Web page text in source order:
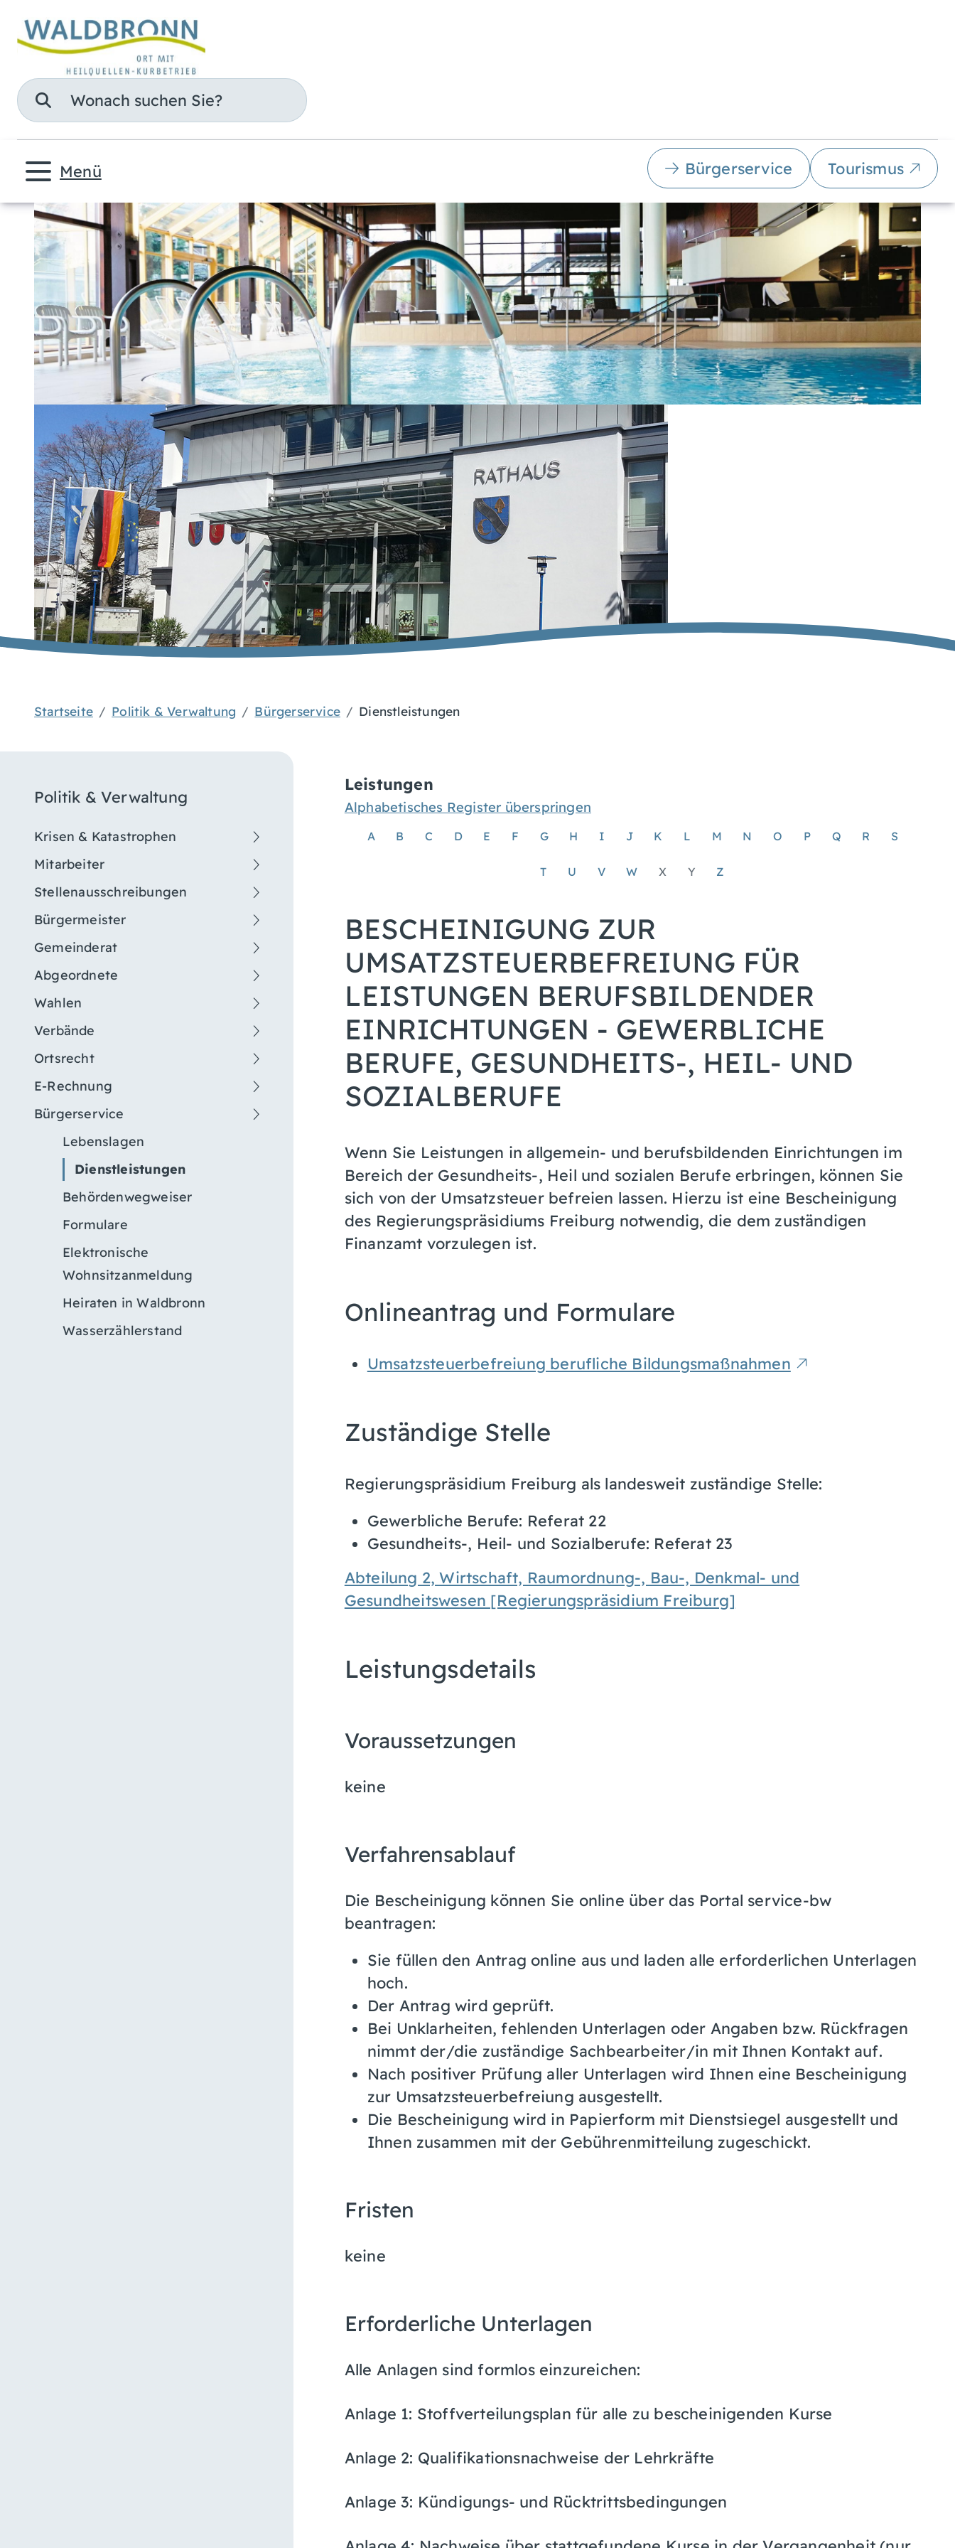
Suche
Menü Bürgerservice Tourismus
Startseite Politik & Verwaltung Bürgerservice Dienstleistungen
Politik & Verwaltung
Krisen & Katastrophen
Mitarbeiter
Stellenausschreibungen
Bürgermeister
Gemeinderat
Abgeordnete
Wahlen
Verbände
Ortsrecht
E-Rechnung
Bürgerservice
Lebenslagen
Dienstleistungen
Behördenwegweiser
Formulare
Elektronische
Wohnsitzanmeldung
Heiraten in Waldbronn
Wasserzählerstand
Leistungen
Alphabetisches Register überspringen
A B C D E F G H I J K L M N O P Q R S
T U V W X Y Z
BESCHEINIGUNG ZUR
UMSATZSTEUERBEFREIUNG FÜR
LEISTUNGEN BERUFSBILDENDER
EINRICHTUNGEN - GEWERBLICHE
BERUFE, GESUNDHEITS-, HEIL- UND
SOZIALBERUFE
Wenn Sie Leistungen in allgemein- und berufsbildenden Einrichtungen im
Bereich der Gesundheits-, Heil und sozialen Berufe erbringen, können Sie
sich von der Umsatzsteuer befreien lassen. Hierzu ist eine Bescheinigung
des Regierungspräsidiums Freiburg notwendig, die dem zuständigen
Finanzamt vorzulegen ist.
Onlineantrag und Formulare
Umsatzsteuerbefreiung berufliche Bildungsmaßnahmen
Zuständige Stelle
Regierungspräsidium Freiburg als landesweit zuständige Stelle:
Gewerbliche Berufe: Referat 22
Gesundheits-, Heil- und Sozialberufe: Referat 23
Abteilung 2, Wirtschaft, Raumordnung-, Bau-, Denkmal- und
Gesundheitswesen [Regierungspräsidium Freiburg]
Leistungsdetails
Voraussetzungen
keine
Verfahrensablauf
Die Bescheinigung können Sie online über das Portal service-bw
beantragen:
Sie füllen den Antrag online aus und laden alle erforderlichen Unterlagen
hoch.
Der Antrag wird geprüft.
Bei Unklarheiten, fehlenden Unterlagen oder Angaben bzw. Rückfragen
nimmt der/die zuständige Sachbearbeiter/in mit Ihnen Kontakt auf.
Nach positiver Prüfung aller Unterlagen wird Ihnen eine Bescheinigung
zur Umsatzsteuerbefreiung ausgestellt.
Die Bescheinigung wird in Papierform mit Dienstsiegel ausgestellt und
Ihnen zusammen mit der Gebührenmitteilung zugeschickt.
Fristen
keine
Erforderliche Unterlagen
Alle Anlagen sind formlos einzureichen:
Anlage 1: Stoffverteilungsplan für alle zu bescheinigenden Kurse
Anlage 2: Qualifikationsnachweise der Lehrkräfte
Anlage 3: Kündigungs- und Rücktrittsbedingungen